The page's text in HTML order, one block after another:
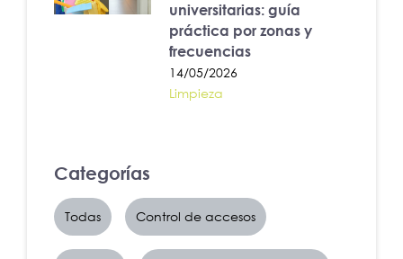
universitarias: guía
práctica por zonas y
frecuencias
14/05/2026
Limpieza
Categorías
Todas Control de accesos